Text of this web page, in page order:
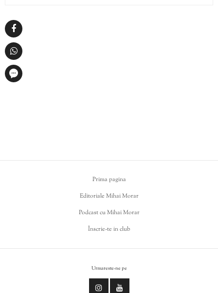
Prima pagina
Editoriale Mihai Morar
Podcast cu Mihai Morar
Înscrie-te in club
Urmareste-ne pe